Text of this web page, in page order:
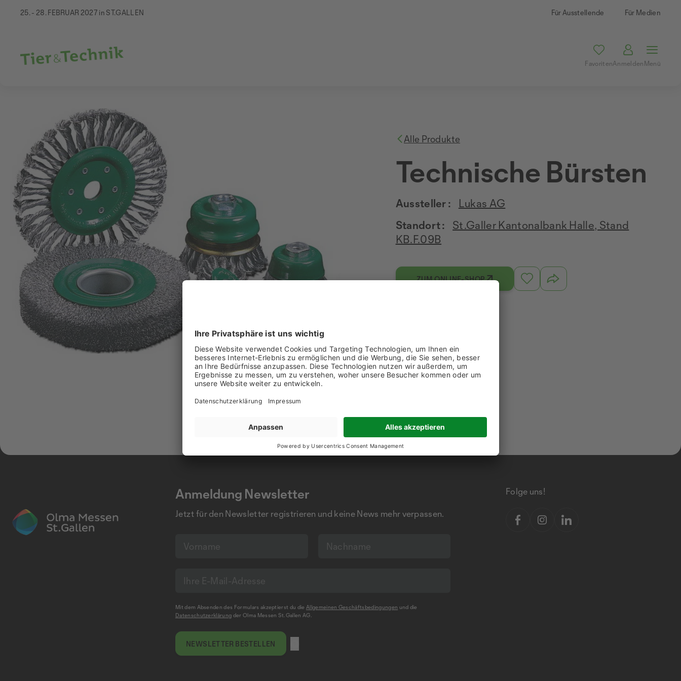
25. - 28. FEBRUAR 2027 in ST.GALLEN Für Ausstellende Für Medien
FavoritenAnmeldenMenü
Alle Produkte
Technische Bürsten
Aussteller :
Lukas AG
Standort :
St.Galler Kantonalbank Halle, Stand
KB.F.09B
ZUM ONLINE-SHOP
Anmeldung Newsletter
Jetzt für den Newsletter registrieren und keine News mehr verpassen.
Mit dem Absenden des Formulars akzeptierst du die Allgemeinen Geschäftsbedingungen und die
Datenschutzerklärung der Olma Messen St.Gallen AG.
NEWSLETTER BESTELLEN
Folge uns!